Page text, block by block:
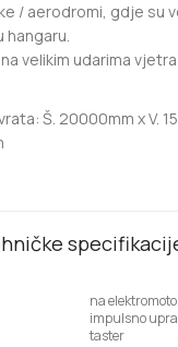
/ aerodromi, gdje su
hangaru.
velikim udarima vjetra
Š. 20000mm x V.
na
impulsno
taster